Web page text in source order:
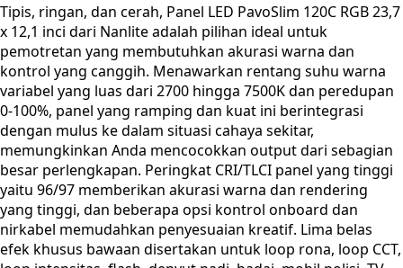
Tipis, ringan, dan cerah, Panel LED PavoSlim 120C RGB 23,7
x 12,1 inci dari Nanlite adalah pilihan ideal untuk
pemotretan yang membutuhkan akurasi warna dan
kontrol yang canggih. Menawarkan rentang suhu warna
variabel yang luas dari 2700 hingga 7500K dan peredupan
0-100%, panel yang ramping dan kuat ini berintegrasi
dengan mulus ke dalam situasi cahaya sekitar,
memungkinkan Anda mencocokkan output dari sebagian
besar perlengkapan. Peringkat CRI/TLCI panel yang tinggi
yaitu 96/97 memberikan akurasi warna dan rendering
yang tinggi, dan beberapa opsi kontrol onboard dan
nirkabel memudahkan penyesuaian kreatif. Lima belas
efek khusus bawaan disertakan untuk loop rona, loop CCT,